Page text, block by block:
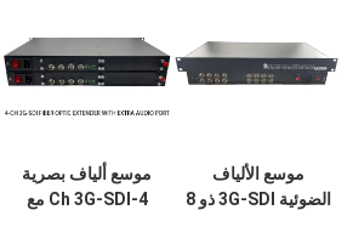
موسع الألياف
الضوئية 3G-SDI ذو 8
موسع ألياف بصرية
4-Ch 3G-SDI مع